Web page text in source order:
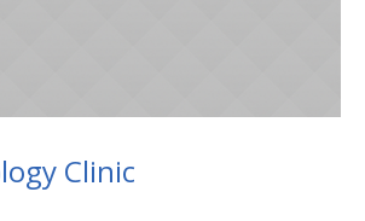
Clinic